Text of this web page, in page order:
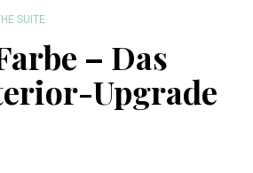
SUITE
– Das
Upgrade